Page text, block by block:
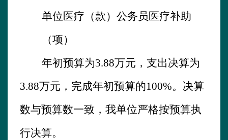
单位医疗（款）公务员医疗补助
（项）
年初预算为3.88万元，支出决算为
3.88万元，完成年初预算的100%。 决算
数与预算数一致，我单位严格按预算执
行决算。